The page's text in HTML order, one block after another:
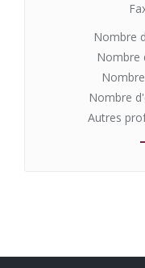
Nombre
Nombre
Nombre
Autres